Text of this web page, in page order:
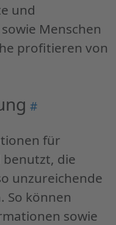
und
Menschen
profitieren von
Permalink
#
für
die
unzureichende
So können
sowie